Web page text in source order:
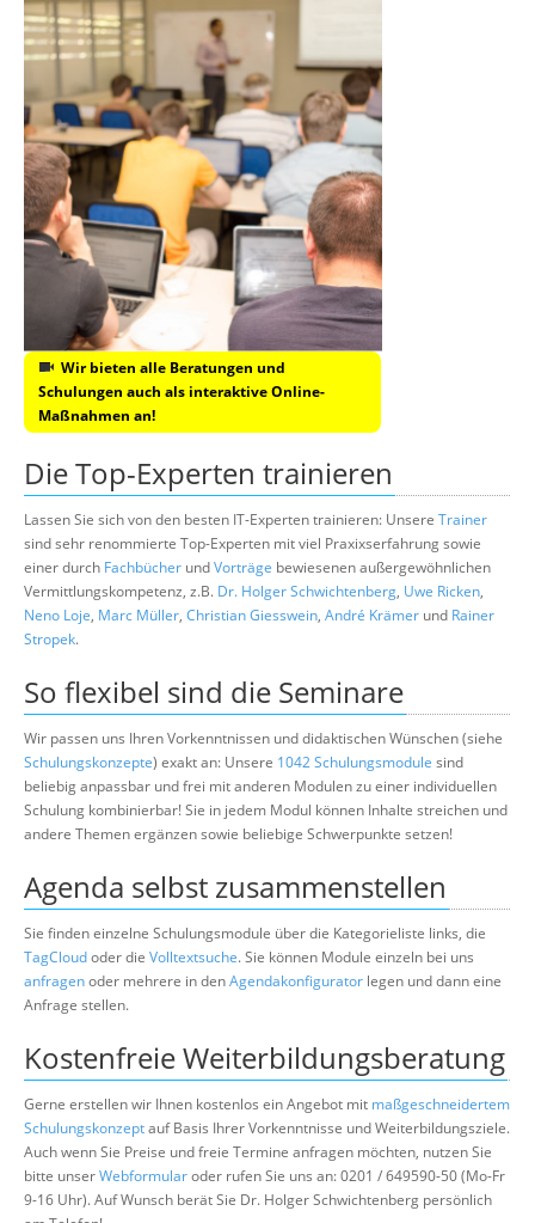
Wir bieten alle Beratungen und
Schulungen auch als interaktive Online-
Maßnahmen an!
Die Top-Experten trainieren
Lassen Sie sich von den besten IT-Experten trainieren: Unsere Trainer
sind sehr renommierte Top-Experten mit viel Praxixserfahrung sowie
einer durch Fachbücher undVorträge bewiesenen außergewöhnlichen
Vermittlungskompetenz, z.B. Dr. Holger Schwichtenberg, Uwe Ricken,
Neno Loje, Marc Müller, Christian Giesswein, André Krämer und Rainer
Stropek.
So flexibel sind die Seminare
Wir passen uns Ihren Vorkenntnissen und didaktischen Wünschen (siehe
Schulungskonzepte) exakt an: Unsere 1042 Schulungsmodule sind
beliebig anpassbar und frei mit anderen Modulen zu einer individuellen
Schulung kombinierbar! Sie in jedem Modul können Inhalte streichen und
andere Themen ergänzen sowie beliebige Schwerpunkte setzen!
Agenda selbst zusammenstellen
Sie finden einzelne Schulungsmodule über die Kategorieliste links, die
TagCloudoder die Volltextsuche. Sie können Module einzeln bei uns
anfragenoder mehrere in denAgendakonfigurator legen und dann eine
Anfrage stellen.
Kostenfreie Weiterbildungsberatung
Gerne erstellen wir Ihnen kostenlos ein Angebot mit maßgeschneidertem
Schulungskonzeptauf Basis Ihrer Vorkenntnisse und Weiterbildungsziele.
Auch wenn Sie Preise und freie Termine anfragen möchten, nutzen Sie
bitte unserWebformularoder rufen Sie uns an: 0201 / 649590-50 (Mo-Fr
9-16 Uhr). Auf Wunsch berät Sie Dr. Holger Schwichtenberg persönlich